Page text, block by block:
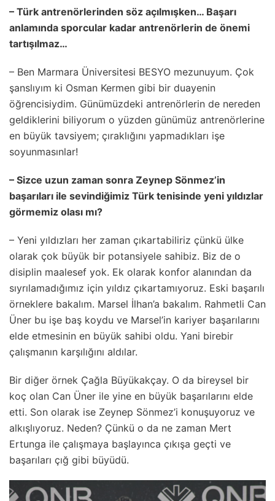
– Türk antrenörlerinden söz açılmışken… Başarı
anlamında sporcular kadar antrenörlerin de önemi
tartışılmaz…
– Ben Marmara Üniversitesi BESYO mezunuyum. Çok
şanslıyım ki Osman Kermen gibi bir duayenin
öğrencisiydim. Günümüzdeki antrenörlerin de nereden
geldiklerini biliyorum o yüzden günümüz antrenörlerine
en büyük tavsiyem; çıraklığını yapmadıkları işe
soyunmasınlar!
– Sizce uzun zaman sonra Zeynep Sönmez’in
başarıları ile sevindiğimiz Türk tenisinde yeni yıldızlar
görmemiz olası mı?
– Yeni yıldızları her zaman çıkartabiliriz çünkü ülke
olarak çok büyük bir potansiyele sahibiz. Biz de o
disiplin maalesef yok. Ek olarak konfor alanından da
sıyrılamadığımız için yıldız çıkartamıyoruz. Eski başarılı
örneklere bakalım. Marsel İlhan’a bakalım. Rahmetli Can
Üner bu işe baş koydu ve Marsel’in kariyer başarılarını
elde etmesinin en büyük sahibi oldu. Yani birebir
çalışmanın karşılığını aldılar.
Bir diğer örnek Çağla Büyükakçay. O da bireysel bir
koç olan Can Üner ile yine en büyük başarılarını elde
etti. Son olarak ise Zeynep Sönmez’i konuşuyoruz ve
alkışlıyoruz. Neden? Çünkü o da ne zaman Mert
Ertunga ile çalışmaya başlayınca çıkışa geçti ve
başarıları çığ gibi büyüdü.